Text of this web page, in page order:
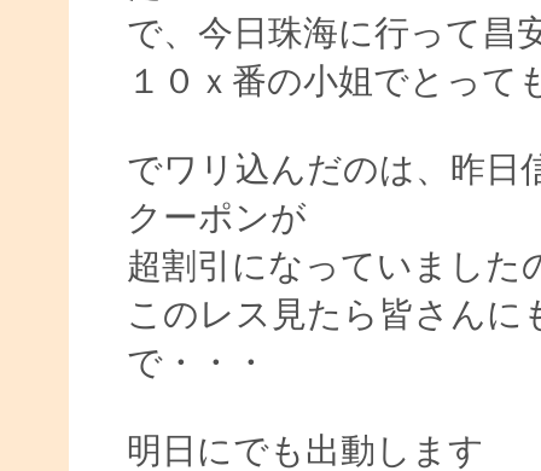
で、今日珠海に行って昌
１０ｘ番の小姐でとって
でワリ込んだのは、昨日
クーポンが
超割引になっていました
このレス見たら皆さんに
で・・・
明日にでも出動します